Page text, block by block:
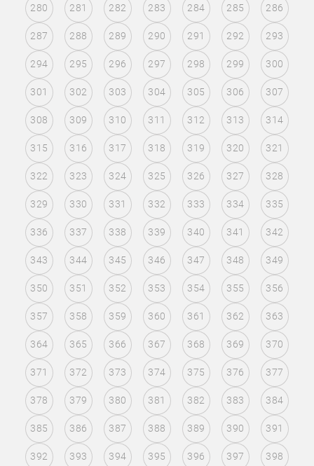
280 281 282 283 284 285 286
287 288 289 290 291 292 293
294 295 296 297 298 299 300
301 302 303 304 305 306 307
308 309 310 311 312 313 314
315 316 317 318 319 320 321
322 323 324 325 326 327 328
329 330 331 332 333 334 335
336 337 338 339 340 341 342
343 344 345 346 347 348 349
350 351 352 353 354 355 356
357 358 359 360 361 362 363
364 365 366 367 368 369 370
371 372 373 374 375 376 377
378 379 380 381 382 383 384
385 386 387 388 389 390 391
392 393 394 395 396 397 398